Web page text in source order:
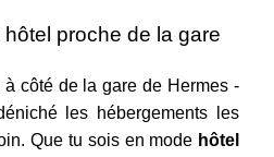
proche de la gare
à côté de la gare de Hermes -
les hébergements les
Que tu sois en mode hôtel